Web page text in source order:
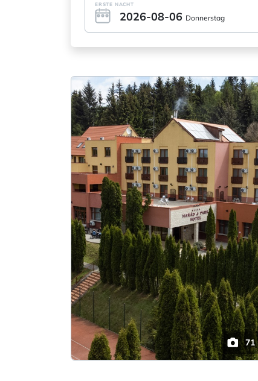
ERSTE NACHT
2026-08-06 Donnerstag
71